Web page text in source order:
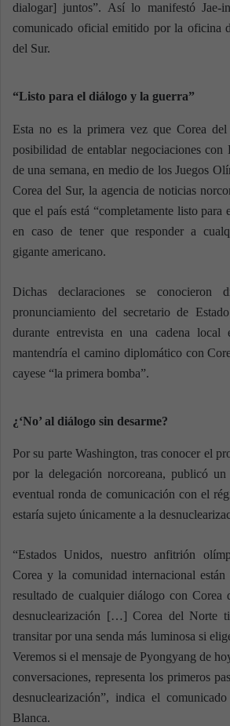
dialogar] juntos”. Así lo manifestó Jae-
comunicado oficial emitido por la oficina
del Sur.
“Listo para el diálogo y la guerra”
Esta no es la primera vez que Corea
posibilidad de entablar negociaciones
de una semana, en medio de los Juegos
Corea del Sur, la agencia de noticias
que el país está “completamente listo
en caso de tener que responder a
gigante americano.
Dichas declaraciones se conocieron
pronunciamiento del secretario de
durante entrevista en una cadena local
mantendría el camino diplomático con
cayese “la primera bomba”.
¿‘No’ al diálogo sin desarme?
Por su parte Washington, tras conocer el
por la delegación norcoreana, publicó
eventual ronda de comunicación con el
estaría sujeto únicamente a la
“Estados Unidos, nuestro anfitrión
Corea y la comunidad internacional
resultado de cualquier diálogo con Corea
desnuclearización […] Corea del Norte
transitar por una senda más luminosa si
Veremos si el mensaje de Pyongyang de
conversaciones, representa los primeros
desnuclearización”, indica el
Blanca.